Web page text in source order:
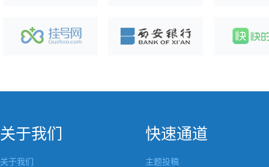
关于我们
关于我们
快速通道
主题投稿